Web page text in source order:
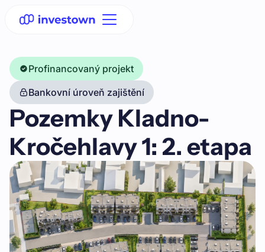
Profinancovaný projekt
Bankovní úroveň zajištění
Pozemky Kladno-
Kročehlavy 1: 2. etapa